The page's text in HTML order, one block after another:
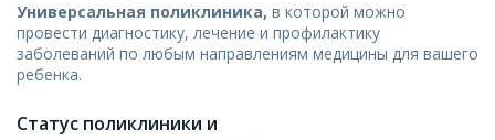
Универсальная поликлиника, в которой можно
провести диагностику, лечение и профилактику
заболеваний по любым направлениям медицины для вашего
ребенка.
Статус поликлиники и